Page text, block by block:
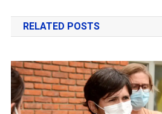
de
entradas
RELATED POSTS